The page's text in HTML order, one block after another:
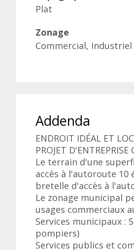
Plat
Zonage
Commercial, Industriel
Addenda
ENDROIT IDÉAL ET
PROJET D'ENTREPRISE
Le terrain d'une
accès à l'autoroute 10
bretelle d'accès à
Le zonage municipal
usages commerciaux
Services municipaux :
pompiers)
Services publics et